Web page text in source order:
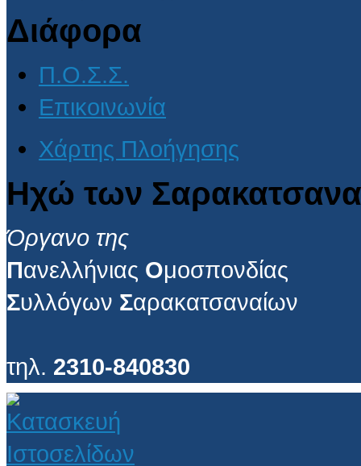
Διάφορα
Π.Ο.Σ.Σ.
Επικοινωνία
Χάρτης Πλοήγησης
Ηχώ των
Όργανο της
Πανελλήνιας Ομοσπονδίας
Συλλόγων Σαρακατσαναίων
τηλ. 2310-840830